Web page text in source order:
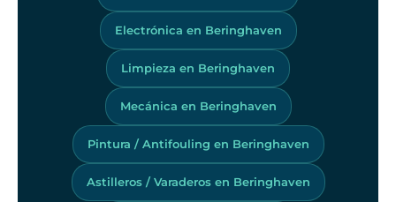
Electrónica en Beringhaven
Limpieza en Beringhaven
Mecánica en Beringhaven
Pintura / Antifouling en Beringhaven
Astilleros / Varaderos en Beringhaven